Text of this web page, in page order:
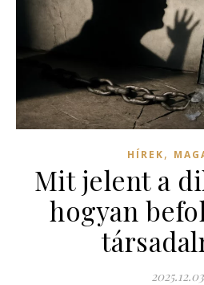
HÍREK,
Mit jelent a
hogyan